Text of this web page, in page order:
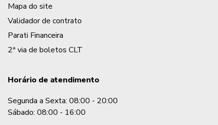
Mapa do site
Validador de contrato
Parati Financeira
2ª via de boletos CLT
Horário de atendimento
Segunda a Sexta: 08:00 - 20:00
Sábado: 08:00 - 16:00